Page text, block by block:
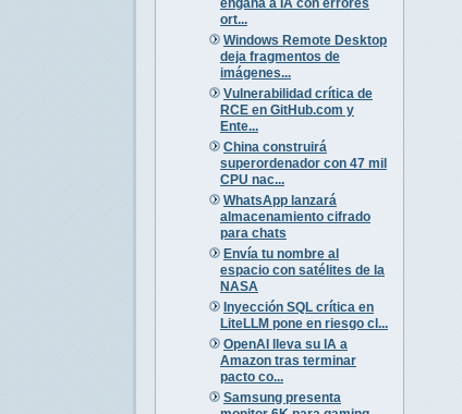
ort...
Windows Remote Desktop
deja fragmentos de
imágenes...
Vulnerabilidad crítica de
RCE en GitHub.com y
Ente...
China construirá
superordenador con 47 mil
CPU nac...
WhatsApp lanzará
almacenamiento cifrado
para chats
Envía tu nombre al
espacio con satélites de la
NASA
Inyección SQL crítica en
LiteLLM pone en riesgo cl...
OpenAI lleva su IA a
Amazon tras terminar
pacto co...
Samsung presenta